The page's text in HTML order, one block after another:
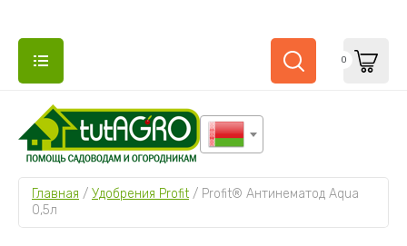
0
Главная / Удобрения Profit / Profit® Антинематод Aqua
0,5л